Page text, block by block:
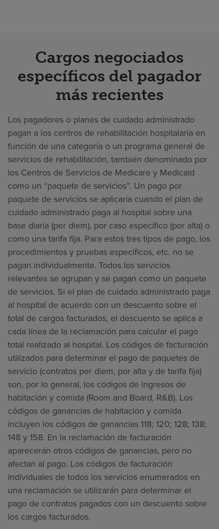
Cargos negociados
específicos del pagador
más recientes
Los pagadores o planes de cuidado administrado
pagan a los centros de rehabilitación hospitalaria en
función de una categoría o un programa general de
servicios de rehabilitación, también denominado por
los Centros de Servicios de Medicare y Medicaid
como un “paquete de servicios”. Un pago por
paquete de servicios se aplicaría cuando el plan de
cuidado administrado paga al hospital sobre una
base diaria (per diem), por caso específico (por alta) o
como una tarifa fija. Para estos tres tipos de pago, los
procedimientos y pruebas específicos, etc. no se
pagan individualmente. Todos los servicios
relevantes se agrupan y se pagan como un paquete
de servicios. Si el plan de cuidado administrado paga
al hospital de acuerdo con un descuento sobre el
total de cargos facturados, el descuento se aplica a
cada línea de la reclamación para calcular el pago
total realizado al hospital. Los códigos de facturación
utilizados para determinar el pago de paquetes de
servicio (contratos per diem, por alta y de tarifa fija)
son, por lo general, los códigos de ingresos de
habitación y comida (Room and Board, R&B). Los
códigos de ganancias de habitación y comida
incluyen los códigos de ganancias 118; 120; 128; 138;
148 y 158. En la reclamación de facturación
aparecerán otros códigos de ganancias, pero no
afectan al pago. Los códigos de facturación
individuales de todos los servicios enumerados en
una reclamación se utilizarán para determinar el
pago de contratos pagados con un descuento sobre
los cargos facturados.